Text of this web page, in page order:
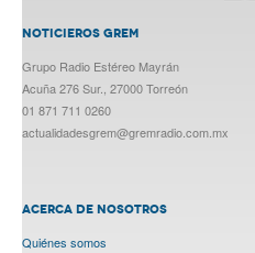
NOTICIEROS GREM
Grupo Radio Estéreo Mayrán
Acuña 276 Sur., 27000 Torreón
01 871 711 0260
actualidadesgrem@gremradio.com.mx
ACERCA DE NOSOTROS
Quiénes somos